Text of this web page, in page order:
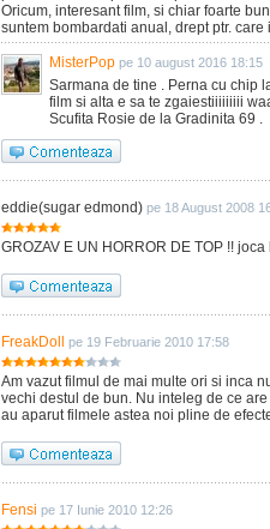
Oricum, interesant film, si chiar foarte
suntem bombardati anual, drept ptr.
MisterPop pe 10 august 2016 18:15
Sarmana de tine . Perna cu chip
film si alta e sa te zgaiestiiiiiiiii
Scufita Rosie de la Gradinita 69 .
eddie(sugar edmond) pe 18 August 2008
GROZAV E UN HORROR DE TOP !!
FreakDoll pe 19 Februarie 2010 17:58
Am vazut filmul de mai multe ori si inca
vechi destul de bun. Nu inteleg de ce
au aparut filmele astea noi pline de
Fensi pe 17 Iunie 2010 12:26